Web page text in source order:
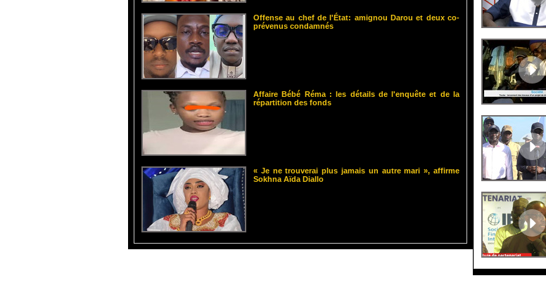
Offense au chef de l'État: amignou Darou et deux co-
prévenus condamnés
Affaire Bébé Réma : les détails de l'enquête et de la
répartition des fonds
« Je ne trouverai plus jamais un autre mari », affirme
Sokhna Aïda Diallo